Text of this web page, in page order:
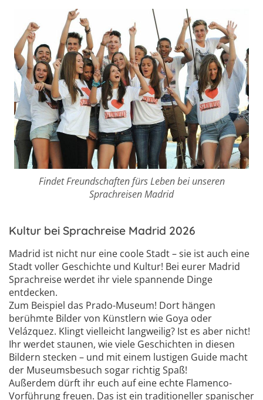
Findet Freundschaften fürs Leben bei unseren
Sprachreisen Madrid
Kultur bei Sprachreise Madrid 2026
Madrid ist nicht nur eine coole Stadt – sie ist auch eine
Stadt voller Geschichte und Kultur! Bei eurer Madrid
Sprachreise werdet ihr viele spannende Dinge
entdecken.
Zum Beispiel das Prado-Museum! Dort hängen
berühmte Bilder von Künstlern wie Goya oder
Velázquez. Klingt vielleicht langweilig? Ist es aber nicht!
Ihr werdet staunen, wie viele Geschichten in diesen
Bildern stecken – und mit einem lustigen Guide macht
der Museumsbesuch sogar richtig Spaß!
Außerdem dürft ihr euch auf eine echte Flamenco-
Vorführung freuen. Das ist ein traditioneller spanischer